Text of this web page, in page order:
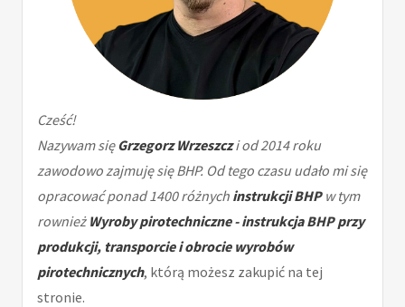
Cześć!
Nazywam sięGrzegorz Wrzeszczi od 2014 roku
zawodowo zajmuję się BHP. Od tego czasu udało mi się
opracować ponad 1400 różnych instrukcji BHPw tym
rownież Wyroby pirotechniczne - instrukcja BHP przy
produkcji, transporcie i obrocie wyrobów
pirotechnicznych, którą możesz zakupić na tej
stronie.